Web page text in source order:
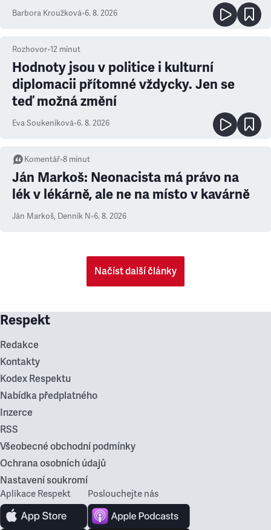
Barbora Kroužková•6. 8. 2026
Rozhovor•12 minut
Hodnoty jsou v politice i kulturní
diplomacii přítomné vždycky. Jen se
teď možná změní
Eva Soukeníková•6. 8. 2026
Komentář•8 minut
Ján Markoš: Neonacista má právo na
lék v lékárně, ale ne na místo v kavárně
Ján Markoš, Denník N•6. 8. 2026
Načíst další články
Respekt
Redakce
Kontakty
Kodex Respektu
Nabídka předplatného
Inzerce
RSS
Všeobecné obchodní podmínky
Ochrana osobních údajů
Nastavení soukromí
Aplikace Respekt Poslouchejte nás